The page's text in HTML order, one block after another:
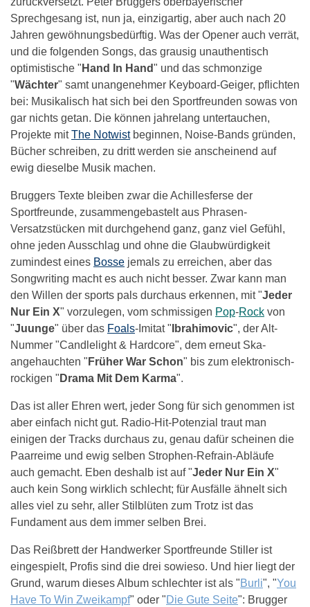
Sprechgesang ist, nun ja, einzigartig, aber auch nach 20
Jahren gewöhnungsbedürftig. Was der Opener auch verrät,
und die folgenden Songs, das grausig unauthentisch
optimistische " Hand In Hand" und das schmonzige
"Wächter" samt unangenehmer Keyboard-Geiger, pflichten
bei: Musikalisch hat sich bei den Sportfreunden sowas von
gar nichts getan. Die können jahrelang untertauchen,
Projekte mitThe Notwistbeginnen, Noise-Bands gründen,
Bücher schreiben, zu dritt werden sie anscheinend auf
ewig dieselbe Musik machen.
Bruggers Texte bleiben zwar die Achillesferse der
Sportfreunde, zusammengebastelt aus Phrasen-
Versatzstücken mit durchgehend ganz, ganz viel Gefühl,
ohne jeden Ausschlag und ohne die Glaubwürdigkeit
zumindest eines Bosse jemals zu erreichen, aber das
Songwriting macht es auch nicht besser. Zwar kann man
den Willen der sports pals durchaus erkennen, mit "Jeder
Nur Ein X" vorzulegen, vom schmissigen Pop-Rock von
"Juunge" über das Foals-Imitat " Ibrahimovic", der Alt-
Nummer "Candlelight & Hardcore", dem erneut Ska-
angehauchten " Früher War Schon" bis zum elektronisch-
rockigen " Drama Mit Dem Karma".
Das ist aller Ehren wert, jeder Song für sich genommen ist
aber einfach nicht gut. Radio-Hit-Potenzial traut man
einigen der Tracks durchaus zu, genau dafür scheinen die
Paarreime und ewig selben Strophen-Refrain-Abläufe
auch gemacht. Eben deshalb ist auf "Jeder Nur Ein X"
auch kein Song wirklich schlecht; für Ausfälle ähnelt sich
alles viel zu sehr, aller Stilblüten zum Trotz ist das
Fundament aus dem immer selben Brei.
Das Reißbrett der Handwerker Sportfreunde Stiller ist
eingespielt, Profis sind die drei sowieso. Und hier liegt der
Grund, warum dieses Album schlechter ist als "Burli", "You
Have To Win Zweikampf" oder "Die Gute Seite": Brugger